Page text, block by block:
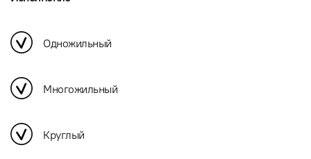
Одножильный
Многожильный
Круглый